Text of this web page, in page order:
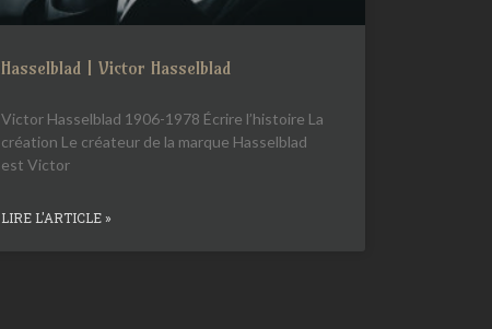
Hasselblad | Victor Hasselblad
Victor Hasselblad 1906-1978 Écrire l’histoire La
création Le créateur de la marque Hasselblad
est Victor
LIRE L'ARTICLE »